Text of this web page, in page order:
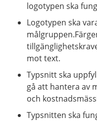
logotypen ska
Logotypen ska
mot text.
Typsnitt ska
gå att hantera av
och
Typsnitten ska